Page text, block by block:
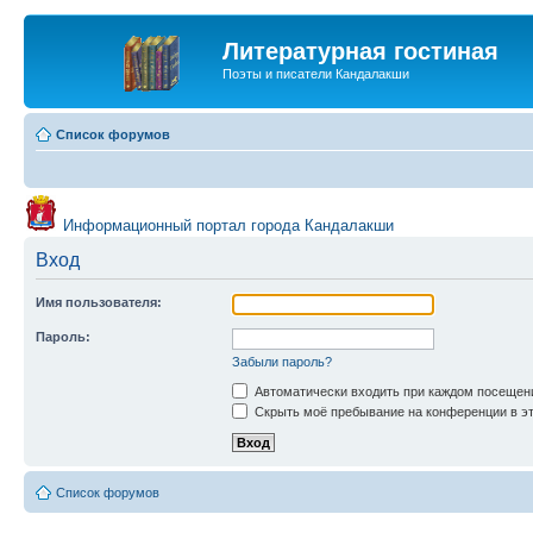
Литературная гостиная
Поэты и писатели Кандалакши
Список форумов
Информационный портал города Кандалакши
Вход
Имя пользователя:
Пароль:
Забыли пароль?
Автоматически входить при каждом
Скрыть моё пребывание на конференции в
Список форумов